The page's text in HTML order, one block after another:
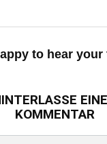
to hear
KOMMENTAR